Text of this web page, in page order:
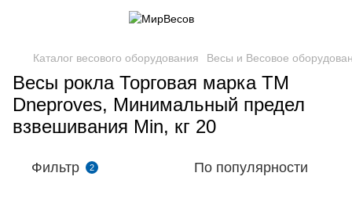
Каталог весового оборудования Весы и Весовое
Весы рокла Торговая марка ТМ
Dneproves, Минимальный предел
взвешивания Min, кг 20
Фильтр 2 По популярности